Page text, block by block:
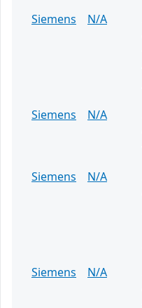
Siemens
N/A
Siemens
N/A
Siemens
N/A
Siemens
N/A